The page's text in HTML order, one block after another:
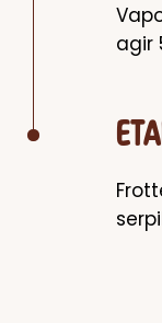
agir